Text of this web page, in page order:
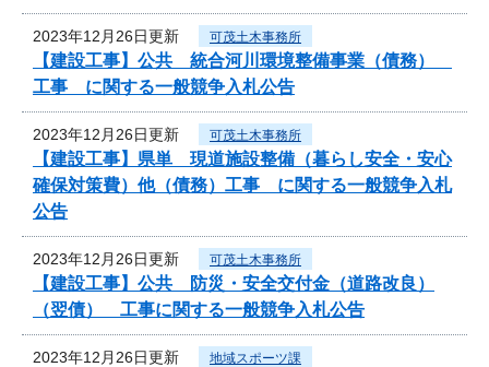
2023年12月26日更新 可茂土木事務所
【建設工事】公共 統合河川環境整備事業（債務）
工事 に関する一般競争入札公告
2023年12月26日更新 可茂土木事務所
【建設工事】県単 現道施設整備（暮らし安全・安心
確保対策費）他（債務）工事 に関する一般競争入札
公告
2023年12月26日更新 可茂土木事務所
【建設工事】公共 防災・安全交付金（道路改良）
（翌債） 工事に関する一般競争入札公告
2023年12月26日更新 地域スポーツ課